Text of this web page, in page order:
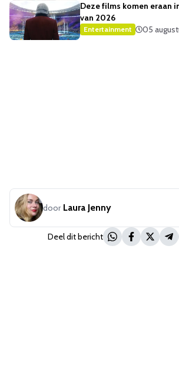
Deze films komen eraan
van 2026
Entertainment 05
door Laura Jenny
Deel dit bericht